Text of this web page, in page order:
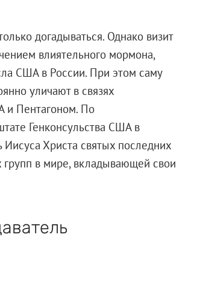
догадываться. Однако визит
влиятельного мормона,
США в России. При этом саму
уличают в связях
и Пентагоном. По
Генконсульства США в
Христа святых последних
групп в мире, вкладывающей свои